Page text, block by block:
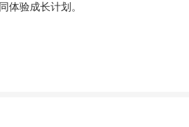
体验成长计划。